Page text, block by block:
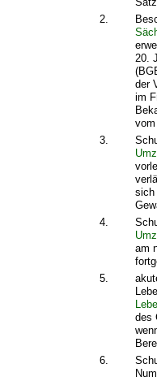
2.
20.
der
im
3.
sich
4.
am
5.
des
6.